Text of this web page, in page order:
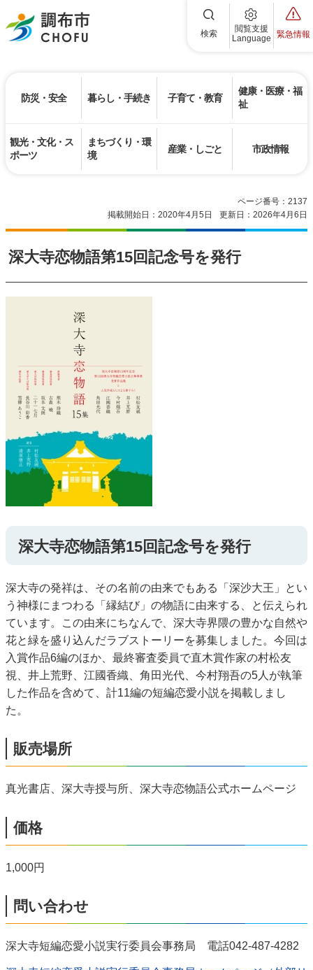
調布市 検索
閲覧支援
Language
緊急情報
防災・安全 暮らし・手続き 子育て・教育
健康・医療・福
祉
観光・文化・ス
ポーツ
まちづくり・環
境
産業・しごと 市政情報
ページ番号：2137
掲載開始日：2020年4月5日
更新日：2026年4月6日
深大寺恋物語第15回記念号を発行
深大寺恋物語第15回記念号を発行
深大寺の発祥は、その名前の由来でもある「深沙大王」とい
う神様にまつわる「縁結び」の物語に由来する、と伝えられ
ています。この由来にちなんで、深大寺界隈の豊かな自然や
花と緑を盛り込んだラブストーリーを募集しました。今回は
入賞作品6編のほか、最終審査委員で直木賞作家の村松友
視、井上荒野、江國香織、角田光代、今村翔吾の5人が執筆
した作品を含めて、計11編の短編恋愛小説を掲載しまし
た。
販売場所
真光書店、深大寺授与所、深大寺恋物語公式ホームページ
価格
1,000円
問い合わせ
深大寺短編恋愛小説実行委員会事務局 電話042-487-4282